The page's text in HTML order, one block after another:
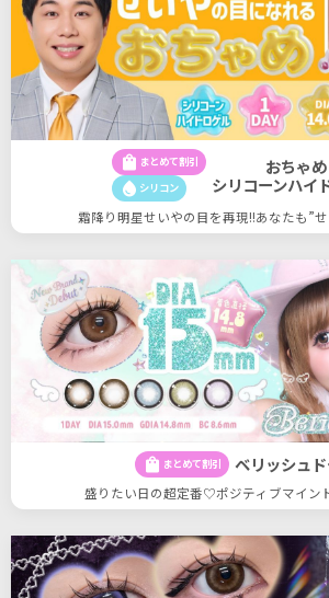
shopping_bag まとめて割引
water_drop シリコン
おちゃめ
シリコーンハイ
霜降り明星せいやの目を再現!!あなたも”せ
shopping_bag まとめて割引 ベリッシュ
盛りたい日の超定番♡ポジティブマイン